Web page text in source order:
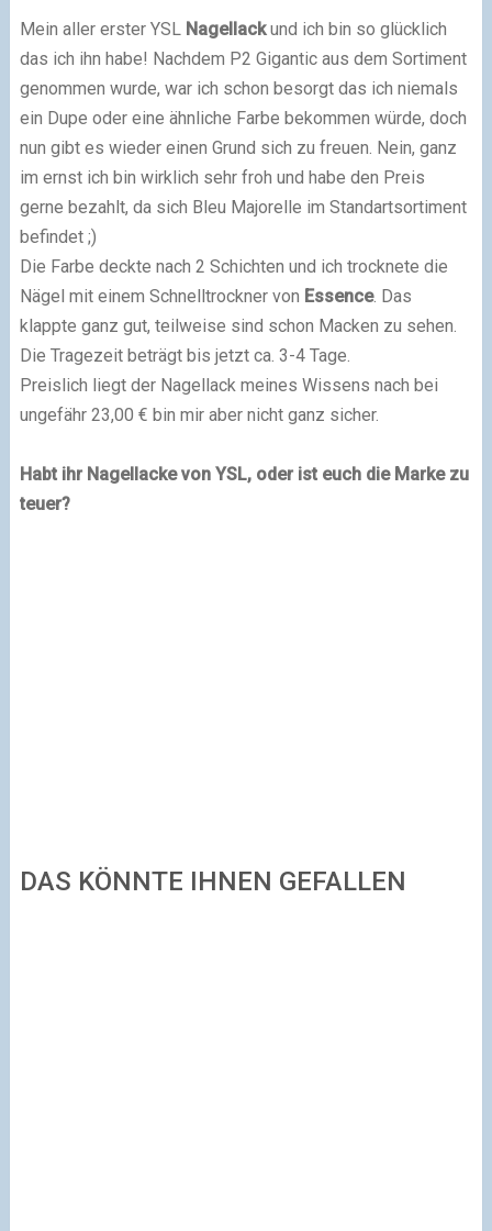
Mein aller erster YSL Nagellackund ich bin so glücklich
das ich ihn habe! Nachdem P2 Gigantic aus dem Sortiment
genommen wurde, war ich schon besorgt das ich niemals
ein Dupe oder eine ähnliche Farbe bekommen würde, doch
nun gibt es wieder einen Grund sich zu freuen. Nein, ganz
im ernst ich bin wirklich sehr froh und habe den Preis
gerne bezahlt, da sich Bleu Majorelle im Standartsortiment
befindet ;)
Die Farbe deckte nach 2 Schichten und ich trocknete die
Nägel mit einem Schnelltrockner von Essence. Das
klappte ganz gut, teilweise sind schon Macken zu sehen.
Die Tragezeit beträgt bis jetzt ca. 3-4 Tage.
Preislich liegt der Nagellack meines Wissens nach bei
ungefähr 23,00 € bin mir aber nicht ganz sicher.
Habt ihr Nagellacke von YSL, oder ist euch die Marke zu
teuer?
DAS KÖNNTE IHNEN GEFALLEN